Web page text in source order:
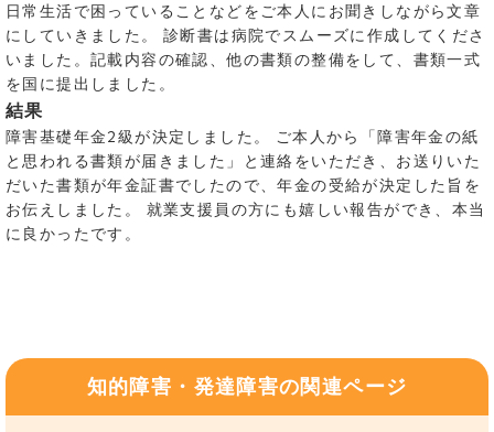
日常生活で困っていることなどをご本人にお聞きしながら文章
にしていきました。 診断書は病院でスムーズに作成してくださ
いました。記載内容の確認、他の書類の整備をして、書類一式
を国に提出しました。
結果
障害基礎年金2級が決定しました。 ご本人から「障害年金の紙
と思われる書類が届きました」と連絡をいただき、お送りいた
だいた書類が年金証書でしたので、年金の受給が決定した旨を
お伝えしました。 就業支援員の方にも嬉しい報告ができ、本当
に良かったです。
知的障害・発達障害の関連ページ